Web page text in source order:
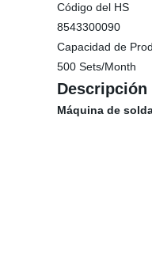
Código del HS
8543300090
Capacidad de
500 Sets/Month
Descripción
Máquina de